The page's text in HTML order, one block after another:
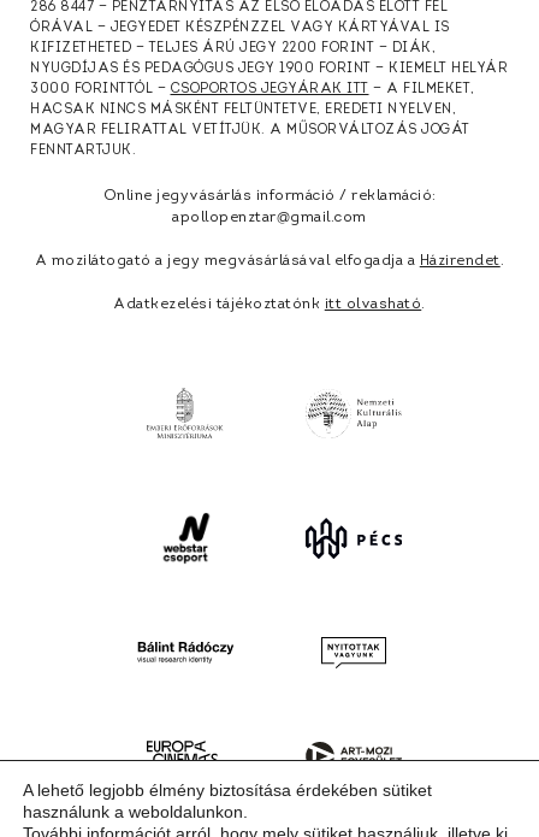
286 8447 — PÉNZTÁRNYITÁS AZ ELSŐ ELŐADÁS ELŐTT FÉL
ÓRÁVAL — JEGYEDET KÉSZPÉNZZEL VAGY KÁRTYÁVAL IS
KIFIZETHETED — TELJES ÁRÚ JEGY 2200 FORINT — DIÁK,
NYUGDÍJAS ÉS PEDAGÓGUS JEGY 1900 FORINT — KIEMELT HELYÁR
3000 FORINTTÓL — CSOPORTOS JEGYÁRAK ITT
— A FILMEKET,
HACSAK NINCS MÁSKÉNT FELTÜNTETVE, EREDETI NYELVEN,
MAGYAR FELIRATTAL VETÍTJÜK. A MŰSORVÁLTOZÁS JOGÁT
FENNTARTJUK.
Online jegyvásárlás információ / reklamáció:
apollopenztar@gmail.com
A mozilátogató a jegy megvásárlásával elfogadja a Házirendet.
Adatkezelési tájékoztatónk itt olvasható.
A lehető legjobb élmény biztosítása érdekében sütiket
használunk a weboldalunkon.